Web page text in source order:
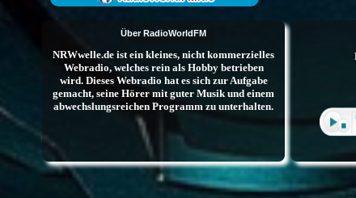
Über RadioWorldFM
NRWwelle.de ist ein kleines, nicht kommerzielles
Webradio, welches rein als Hobby betrieben
wird. Dieses Webradio hat es sich zur Aufgabe
gemacht, seine Hörer mit guter Musik und einem
abwechslungsreichen Programm zu unterhalten.